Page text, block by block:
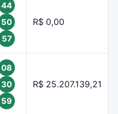
44
50
57
R$ 0,00
08
30
59
R$ 25.207.139,21